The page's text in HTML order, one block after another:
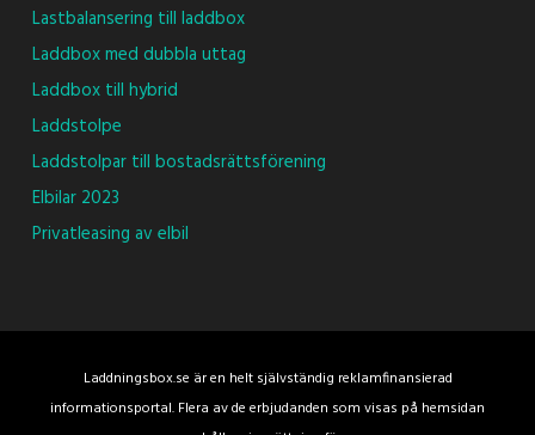
Lastbalansering till laddbox
Laddbox med dubbla uttag
Laddbox till hybrid
Laddstolpe
Laddstolpar till bostadsrättsförening
Elbilar 2023
Privatleasing av elbil
Laddningsbox.se är en helt självständig reklamfinansierad
informationsportal. Flera av de erbjudanden som visas på hemsidan